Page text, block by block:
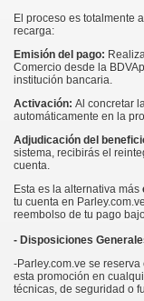
El proceso es totalmente
recarga:
Emisión del pago:
Comercio desde la
institución bancaria.
Activación: Al concretar
automáticamente en la
Adjudicación del
sistema, recibirás el
cuenta.
Esta es la alternativa más
tu cuenta en
reembolso de tu pago
- Disposiciones
-Parley.com.ve se
esta promoción en
técnicas, de seguridad o